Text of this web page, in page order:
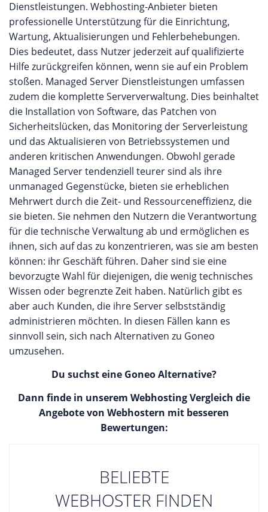
dogado GmbH bietet darüber hinaus eine ganze
Reihe an Digitalen Business Lösungen speziell für
Firmenkunden an. Von der Organisation des
digitalen Büros mit Microsoft Office 365 und
Sharepoint bis hin zu hoch verfügbaren Cloud
Lösungen auf Basis von Amazon AWS oder
Microsoft Azure. Sollte die Lösung „von der
Stange“ nicht ausreichend sein, stellt dogado auch
gerne eine private Cloud Lösung bereit, die
individuell auf die benötigte Infrastruktur des
Kunden zurechtgeschnitten werden kann. Sie
können auf unserer Webseite eine eigene
Bewertung für dogado GmbH abgeben oder die
Erfahrungen anderer Kunden des Anbieters
durchlesen.
Dienstleistungen. Webhosting-Anbieter bieten
professionelle Unterstützung für die Einrichtung,
Wartung, Aktualisierungen und Fehlerbehebungen.
Dies bedeutet, dass Nutzer jederzeit auf qualifizierte
Hilfe zurückgreifen können, wenn sie auf ein Problem
stoßen. Managed Server Dienstleistungen umfassen
zudem die komplette Serververwaltung. Dies beinhaltet
die Installation von Software, das Patchen von
Sicherheitslücken, das Monitoring der Serverleistung
und das Aktualisieren von Betriebssystemen und
anderen kritischen Anwendungen. Obwohl gerade
Managed Server tendenziell teurer sind als ihre
unmanaged Gegenstücke, bieten sie erheblichen
Mehrwert durch die Zeit- und Ressourceneffizienz, die
sie bieten. Sie nehmen den Nutzern die Verantwortung
für die technische Verwaltung ab und ermöglichen es
ihnen, sich auf das zu konzentrieren, was sie am besten
können: ihr Geschäft führen. Daher sind sie eine
bevorzugte Wahl für diejenigen, die wenig technisches
Wissen oder begrenzte Zeit haben. Natürlich gibt es
aber auch Kunden, die ihre Server selbstständig
administrieren möchten. In diesen Fällen kann es
sinnvoll sein, sich nach Alternativen zu Goneo
umzusehen.
Du suchst eine Goneo Alternative?
Dann finde in unserem Webhosting Vergleich die
Angebote von Webhostern mit besseren
Bewertungen:
BELIEBTE
WEBHOSTER FINDEN